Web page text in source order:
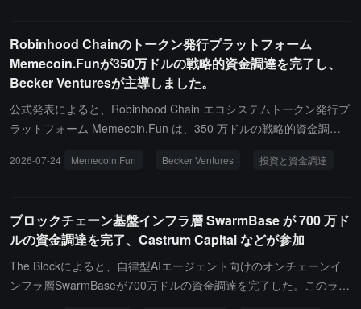
方法を再構築する中で、信頼性が高く、永続的で検証可能なデータ
インフラの需要が高まっていると述べている。新たな資金は、プロ
トコルの開発を加速し、分散型ネットワークインフラを拡張し、エ
コシステムの協力を強化し、エンジニアリングおよび製品チームを
拡充するために使用される。チームは、永続的で検証可能かつオー
盤となるインフラの礎になると述べている。
計画しています。彼らのプラットフォームは、タスク生成、シミュ
レーション遠隔操作、モバイル端末でのEgoデータ収集、自動クリ
ーニングラベリングパイプラインをカバーしており、現在10万人以
上のアクティブデータ貢献者を持ち、毎月約1,200時間のシミュレ
ーションデータと20,000時間の実際のシーンデータを生成でき、B
顧客と商業的な協力関係を築いています。
Robinhood Chainのトークン発行プラットフォーム
Memecoin.Funが350万ドルの戦略的資金調達を完了し、
Becker Venturesが主導しました。
公式発表によると、Robinhood Chain エコシステムトークン発行プ
ラットフォーム Memecoin.Fun は、350 万ドルの戦略的資金調達
ークンを通じて行われ、Becker Ventures がリードし、BitValue Ca
資金調達は、Robinhood Chain Launchpad インフラの構築、クロ
スチェーンブリッジ機能の開発、そして革命的な Memecoin All-ch
ain Platform の研究開発と運営を加速するために使用されるとのこ
とです。
2026-07-24 Memecoin.Fun Becker Ventures 投資と資金調達
ブロックチェーン基盤インフラ層 SwarmBase が 700 万ド
ルの資金調達を完了、Castrum Capital などが参加
The Blockによると、自律型AIエージェント向けのオンチェーンイ
ンフラ層SwarmBaseが700万ドルの資金調達を完了した。このラウ